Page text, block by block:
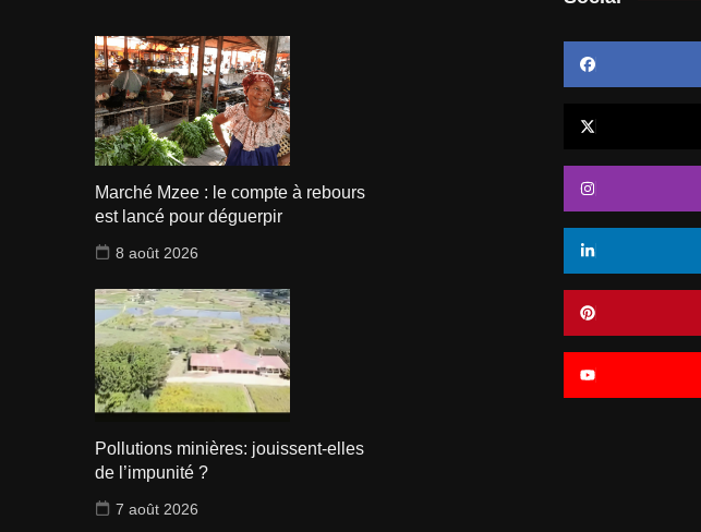
Marché Mzee : le compte à rebours
est lancé pour déguerpir
8 août 2026
Pollutions minières: jouissent-elles
de l’impunité ?
7 août 2026